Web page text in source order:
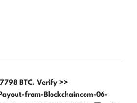
BTC. Verify >>
from-Blockchaincom-06-